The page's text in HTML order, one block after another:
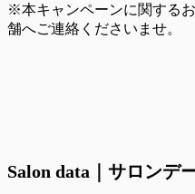
※本キャンペーンに関する
舗へご連絡くださいませ。
Salon data｜サロンデ